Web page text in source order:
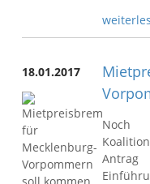
18.01.2017